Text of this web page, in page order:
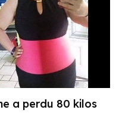
a perdu 80 kilos